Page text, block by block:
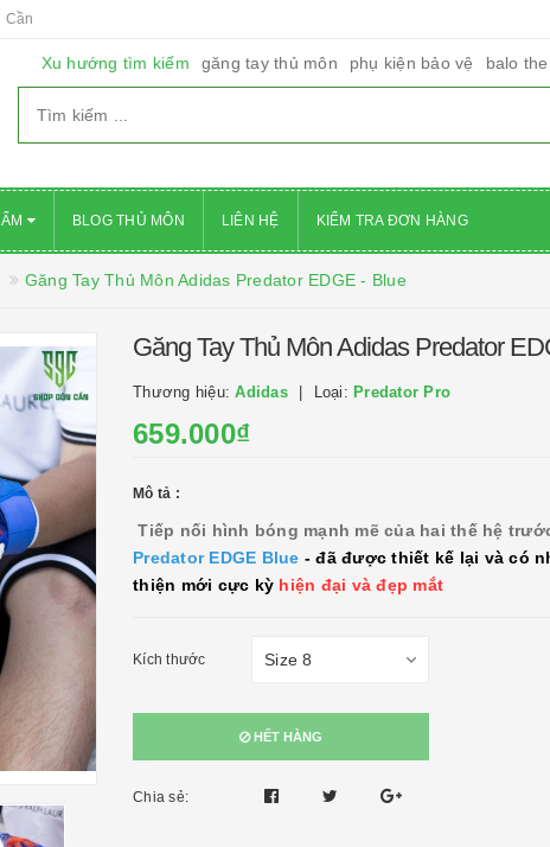
Cần
Xu hướng tìm kiếm găng tay thủ môn phụ kiện bảo vệ balo
BLOG THỦ MÔN LIÊN HỆ KIỂM TRA ĐƠN HÀNG
Găng Tay Thủ Môn Adidas Predator EDGE - Blue
Găng Tay Thủ Môn Adidas Predator
Thương hiệu:Adidas Loại: Predator Pro
659.000₫
Mô tả :
Tiếp nối hình bóng mạnh mẽ của hai thế hệ
Predator EDGE Blue - đã được thiết kế lại và có
thiện mới cực kỳ hiện đại và đẹp mắt
Kích thước
HẾT HÀNG
Chia sẻ: